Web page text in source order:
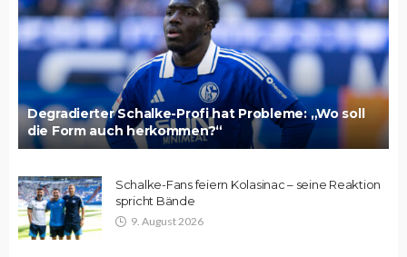
Degradierter Schalke-Profi hat Probleme: „Wo soll
die Form auch herkommen?“
Schalke-Fans feiern Kolasinac – seine Reaktion
spricht Bände
9. August 2026